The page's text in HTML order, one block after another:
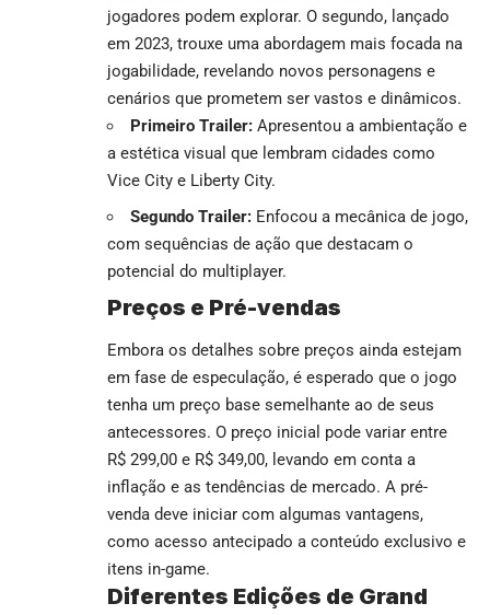
jogadores podem explorar. O segundo, lançado
em 2023, trouxe uma abordagem mais focada na
jogabilidade, revelando novos personagens e
cenários que prometem ser vastos e dinâmicos.
Primeiro Trailer: Apresentou a ambientação e
a estética visual que lembram cidades como
Vice City e Liberty City.
Segundo Trailer: Enfocou a mecânica de jogo,
com sequências de ação que destacam o
potencial do multiplayer.
Preços e Pré-vendas
Embora os detalhes sobre preços ainda estejam
em fase de especulação, é esperado que o jogo
tenha um preço base semelhante ao de seus
antecessores. O preço inicial pode variar entre
R$ 299,00 e R$ 349,00, levando em conta a
inflação e as tendências de mercado. A pré-
venda deve iniciar com algumas vantagens,
como acesso antecipado a conteúdo exclusivo e
itens in-game.
Diferentes Edições de Grand